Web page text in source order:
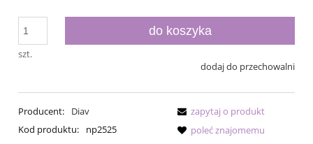
szt.
do koszyka
dodaj do przechowalni
Producent:
Diav
Kod produktu:
np2525
zapytaj o produkt
poleć znajomemu